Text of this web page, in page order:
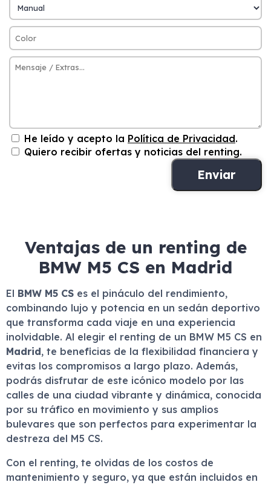
He leído y acepto la Política de Privacidad.
Quiero recibir ofertas y noticias del renting.
Ventajas de un renting de
BMW M5 CS en Madrid
El BMW M5 CS es el pináculo del rendimiento,
combinando lujo y potencia en un sedán deportivo
que transforma cada viaje en una experiencia
inolvidable. Al elegir el renting de un BMW M5 CS en
Madrid, te beneficias de la flexibilidad financiera y
evitas los compromisos a largo plazo. Además,
podrás disfrutar de este icónico modelo por las
calles de una ciudad vibrante y dinámica, conocida
por su tráfico en movimiento y sus amplios
bulevares que son perfectos para experimentar la
destreza del M5 CS.
Con el renting, te olvidas de los costos de
mantenimiento y seguro, ya que están incluidos en